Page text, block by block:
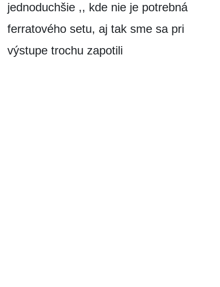
jednoduchšie ,, kde nie je potrebná
ferratového setu, aj tak sme sa pri
výstupe trochu zapotili